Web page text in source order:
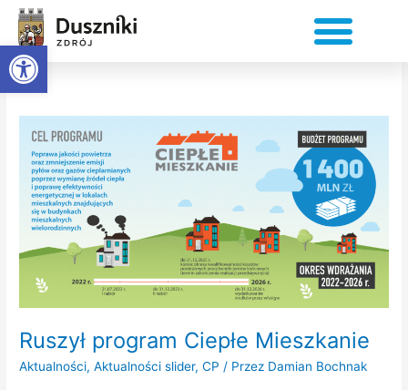
treści
Przejdź
treści
wrzesień 2022
Ruszył program Ciepłe Mieszkanie
Aktualności,Aktualności slider,CP / Przez Damian Bochnak
program
Ciepłe
Mieszkanie
Otwórz pasek narzędzi